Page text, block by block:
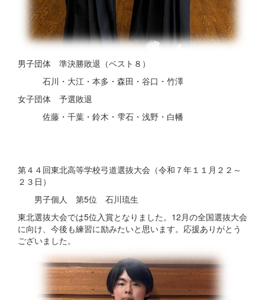
男子団体 準決勝敗退（ベスト８）
石川・大江・本多・森田・谷口・竹澤
女子団体 予選敗退
佐藤・千葉・鈴木・雫石・浅野・白幡
第４４回東北高等学校弓道選抜大会（令和７年１１月２２～
２３日）
男子個人 第5位 石川琉生
東北選抜大会では5位入賞となりました。12月の全国選抜大会
に向け、今後も練習に励みたいと思います。応援ありがとう
ございました。